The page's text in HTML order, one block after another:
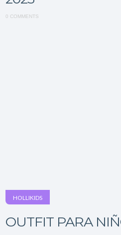
0 COMMENTS
HOLLIKIDS
OUTFIT PARA